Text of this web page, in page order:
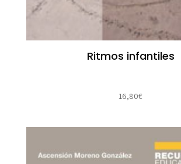
Ritmos infantiles
16,80€